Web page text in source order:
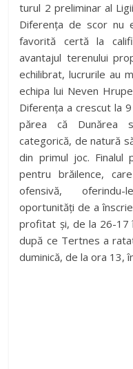
turul 2 preliminar al
Diferența de scor nu
favorită certă la
avantajul terenului
echilibrat, lucrurile au
echipa lui Neven
Diferența a crescut la
părea că Dunărea
categorică, de natură
din primul joc.
pentru brăilence,
ofensivă,
oportunități de a
profitat și, de la 26-17
după ce Tertnes a
duminică, de la ora 13,